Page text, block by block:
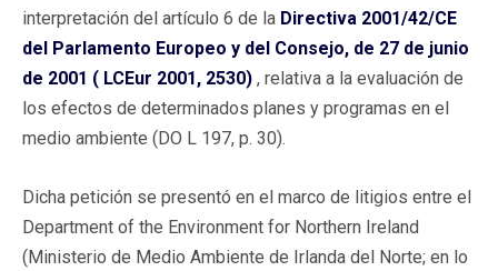
interpretación del artículo 6 de la Directiva 2001/42/CE
del Parlamento Europeo y del Consejo, de 27 de junio
de 2001 ( LCEur 2001, 2530) , relativa a la evaluación de
los efectos de determinados planes y programas en el
medio ambiente (DO L 197, p. 30).
Dicha petición se presentó en el marco de litigios entre el
Department of the Environment for Northern Ireland
(Ministerio de Medio Ambiente de Irlanda del Norte; en lo